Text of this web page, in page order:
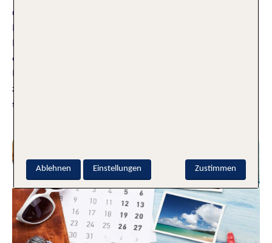
08.05.2026
Prag oder Porto? Antalya oder Amalfi? Im TUI Kurztrip-
Ranking 2026 vergleichen wir europäische Ziele – und zeigen
die besten Allrounder für Stadt & Strand. Genau das ist die
Idee hinter einem guten Kurztrip in Europa: Nicht die Länge
zählt, sondern das Erlebnis. Ob du durch eine neue Stadt
streifst, an
Zustimmen
Ablehnen Einstellungen